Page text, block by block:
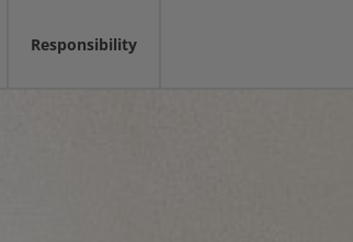
Responsibility